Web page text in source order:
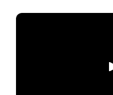
הפעלה